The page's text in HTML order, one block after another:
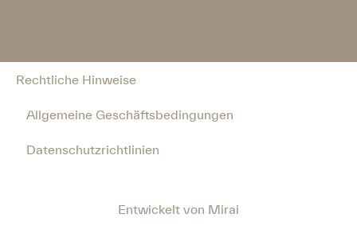
Rechtliche Hinweise
Allgemeine Geschäftsbedingungen
Datenschutzrichtlinien
Entwickelt von Mirai